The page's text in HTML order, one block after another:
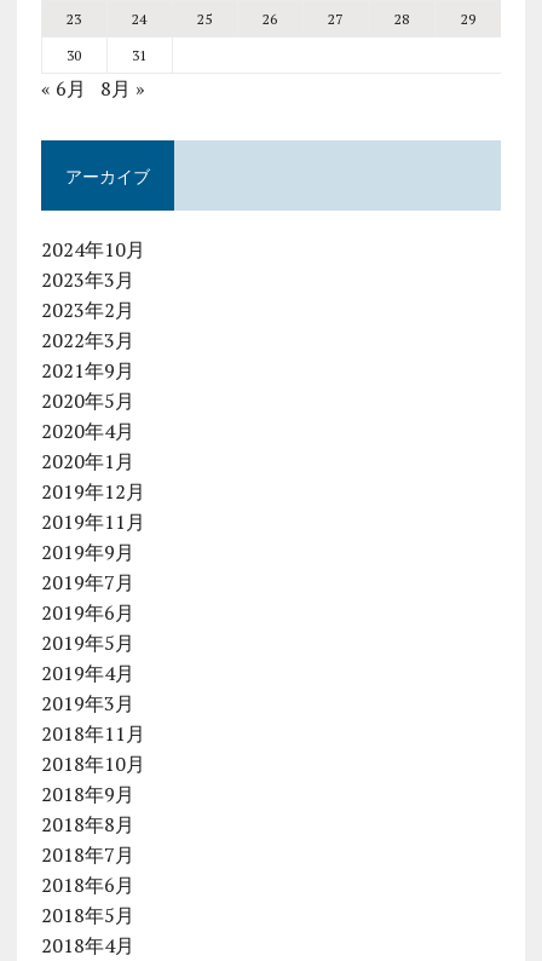
23
24 25 26 27 28
29
30
31
« 6月 8月 »
アーカイブ
2024年10月
2023年3月
2023年2月
2022年3月
2021年9月
2020年5月
2020年4月
2020年1月
2019年12月
2019年11月
2019年9月
2019年7月
2019年6月
2019年5月
2019年4月
2019年3月
2018年11月
2018年10月
2018年9月
2018年8月
2018年7月
2018年6月
2018年5月
2018年4月